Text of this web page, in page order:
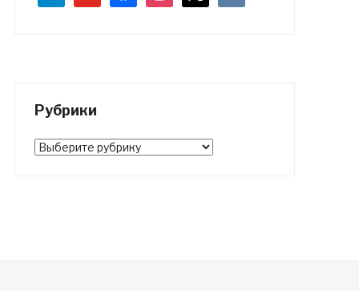
Рубрики
Рубрики